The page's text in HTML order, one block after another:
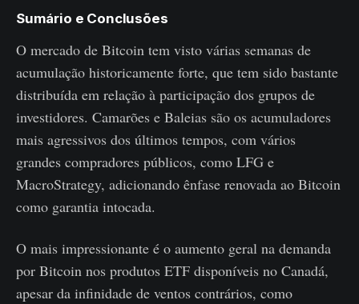
Sumário e Conclusões
O mercado de Bitcoin tem visto várias semanas de
acumulação historicamente forte, que tem sido bastante
distribuída em relação à participação dos grupos de
investidores. Camarões e Baleias são os acumuladores
mais agressivos dos últimos tempos, com vários
grandes compradores públicos, como LFG e
MacroStrategy, adicionando ênfase renovada ao Bitcoin
como garantia intocada.
O mais impressionante é o aumento geral na demanda
por Bitcoin nos produtos ETF disponíveis no Canadá,
apesar da infinidade de ventos contrários, como